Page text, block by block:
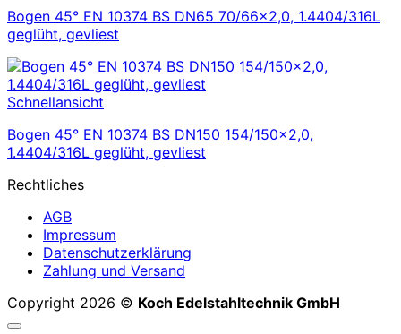
Bogen 45° EN 10374 BS DN65 70/66×2,0, 1.4404/316L
geglüht, gevliest
Schnellansicht
Bogen 45° EN 10374 BS DN150 154/150×2,0,
1.4404/316L geglüht, gevliest
Rechtliches
AGB
Impressum
Datenschutzerklärung
Zahlung und Versand
Copyright 2026 © Koch Edelstahltechnik GmbH